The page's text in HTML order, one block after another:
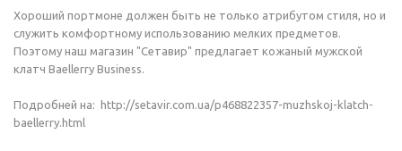
Хороший портмоне должен быть не только атрибутом стиля, но и
служить комфортному использованию мелких предметов.
Поэтому наш магазин "Сетавир" предлагает кожаный мужской
клатч Baellerry Business.
Подробней на: http://setavir.com.ua/p468822357-muzhskoj-klatch-
baellerry.html